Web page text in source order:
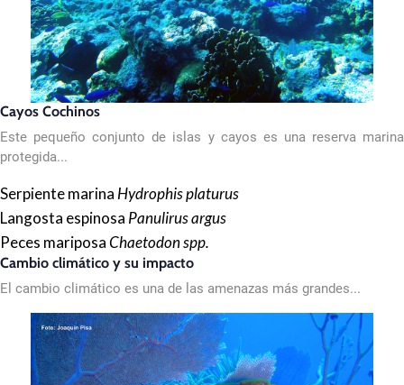
Cayos Cochinos
Este pequeño conjunto de islas y cayos es una reserva marina
protegida...
Serpiente marina Hydrophis platurus
Langosta espinosa Panulirus argus
Peces mariposaChaetodon spp.
Cambio climático y su impacto
El cambio climático es una de las amenazas más grandes...